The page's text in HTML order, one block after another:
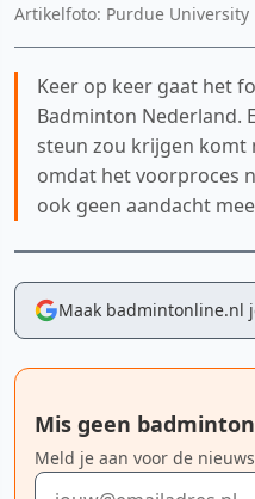
Artikelfoto: Purdue
Keer op keer gaat het
Badminton Nederland.
steun zou krijgen komt
omdat het voorproces
ook geen aandacht
Maak badmintonline.nl
Mis geen
Meld je aan voor de
E-mailadres